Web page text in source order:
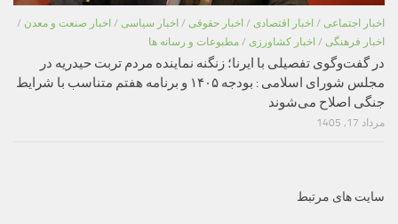
اخبار اجتماعی / اخبار اقتصادی / اخبار حقوقی / اخبار سیاسی / اخبار صنعت و معدن /
اخبار فرهنگی / اخبار کشاورزی / مطبوعات و رسانه ها
در گفت‌وگوی تفصیلی با ایرنا؛ زنگنه نماینده مردم تربت حیدریه در
مجلس شورای اسلامی : بودجه ۱۴۰۵ و برنامه هفتم متناسب با شرایط
جنگی اصلاح می‌شوند
مرداد 17, 1405
سایت های مرتبط